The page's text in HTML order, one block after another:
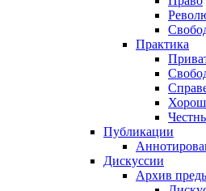
Практика
Публикации
Дискуссии
Архив